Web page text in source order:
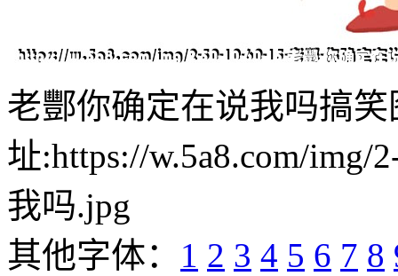
老酆你确定在说我吗搞笑
址:https://w.5a8.com/img/
我吗.jpg
其他字体： 1 2 3 4 5 6 7 8